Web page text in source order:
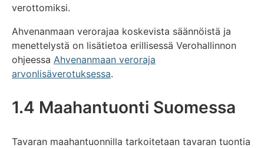
verottomiksi.
Ahvenanmaan verorajaa koskevista säännöistä ja
menettelystä on lisätietoa erillisessä Verohallinnon
ohjeessa Ahvenanmaan veroraja
arvonlisäverotuksessa.
1.4 Maahantuonti Suomessa
Tavaran maahantuonnilla tarkoitetaan tavaran tuontia